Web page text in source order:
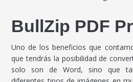
BullZip PDF
Uno de los beneficios que
que tendrás la posibilidad de
solo son de Word, sino que